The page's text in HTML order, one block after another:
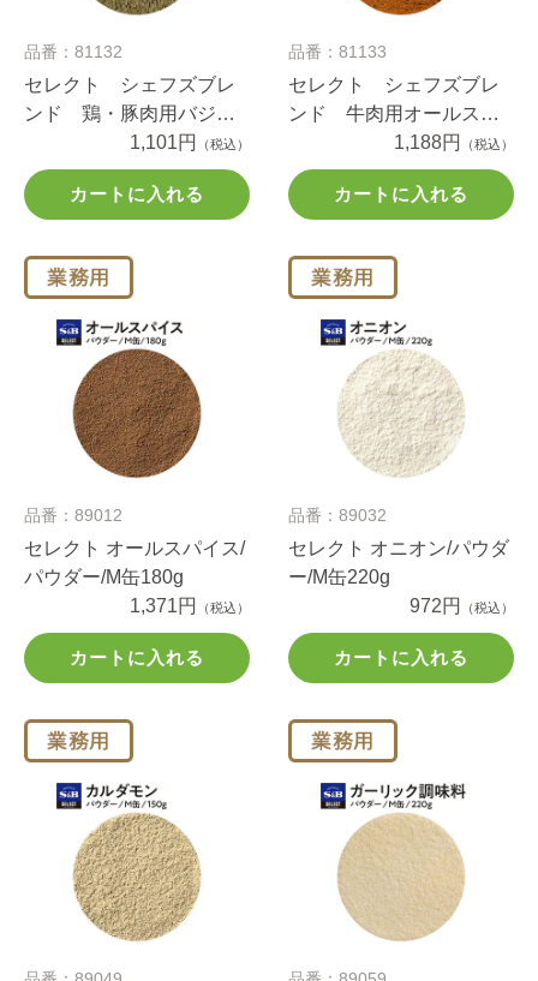
品番：81132
セレクト シェフズブレ
ンド 鶏・豚肉用バジル
＆コリアンダー Ｍ缶
２００ｇ
1,101円 （税込）
カートに入れる
品番：81133
セレクト シェフズブレ
ンド 牛肉用オールスパ
イス＆パプリカ Ｍ缶
２００ｇ
1,188円 （税込）
カートに入れる
品番：89012
セレクト オールスパイス/
パウダー/M缶180g
1,371円
（税込）
カートに入れる
品番：89032
セレクト オニオン/パウダ
ー/M缶220g
972円
（税込）
カートに入れる